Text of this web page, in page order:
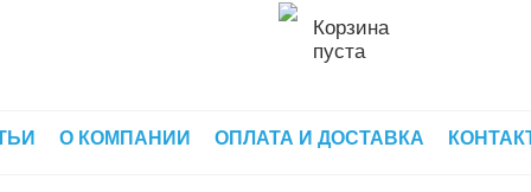
Корзина
пуста
О КОМПАНИИ ОПЛАТА И ДОСТАВКА